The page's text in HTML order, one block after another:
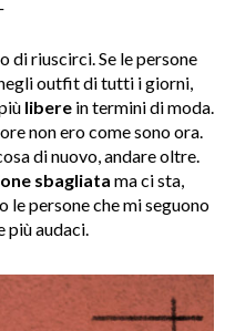
di riuscirci. Se le persone
outfit di tutti i giorni,
liberein termini di moda.
non ero come sono ora.
di nuovo, andare oltre.
sbagliata ma ci sta,
le persone che mi seguono
più audaci.